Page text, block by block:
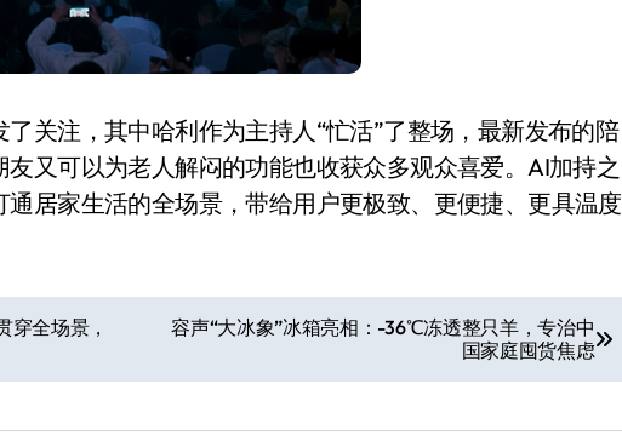
关注，其中哈利作为主持人“忙活”了整场，最新发布的陪
又可以为老人解闷的功能也收获众多观众喜爱。AI加持之
居家生活的全场景，带给用户更极致、更便捷、更具温度
穿全场景，
容声“大冰象”冰箱亮相：-36℃冻透整只羊，专治中
国家庭囤货焦虑
主，
’砸
桌
追觅清洁电器全球累计出
货量破4000万台，技术
创新驱动多品类增长
8 月 6, 2026